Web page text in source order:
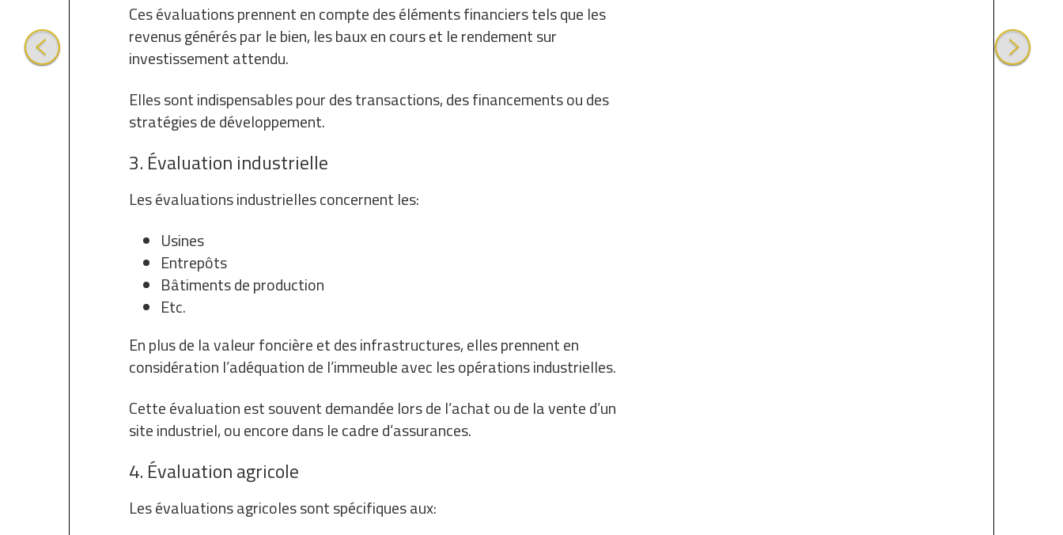
Ces évaluations prennent en compte des éléments financiers tels que les
revenus générés par le bien, les baux en cours et le rendement sur
investissement attendu.
Elles sont indispensables pour des transactions, des financements ou des
stratégies de développement.
3. Évaluation industrielle
Les évaluations industrielles concernent les:
Usines
Entrepôts
Bâtiments de production
Etc.
En plus de la valeur foncière et des infrastructures, elles prennent en
considération l’adéquation de l’immeuble avec les opérations industrielles.
Cette évaluation est souvent demandée lors de l’achat ou de la vente d’un
site industriel, ou encore dans le cadre d’assurances.
4. Évaluation agricole
Les évaluations agricoles sont spécifiques aux: